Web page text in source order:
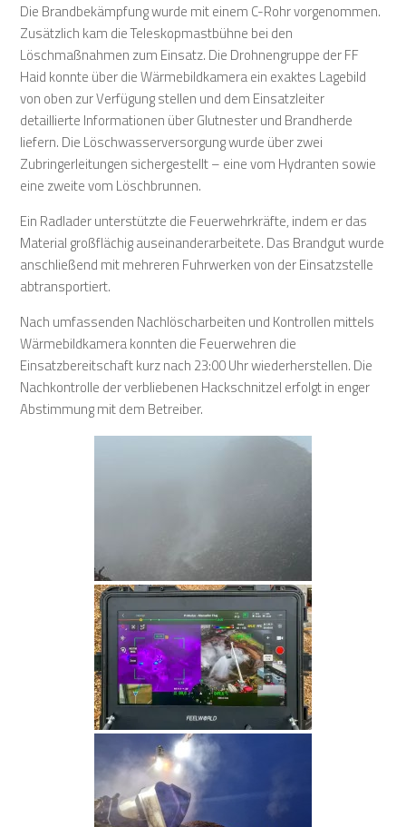
Die Brandbekämpfung wurde mit einem C-Rohr vorgenommen.
Zusätzlich kam die Teleskopmastbühne bei den
Löschmaßnahmen zum Einsatz. Die Drohnengruppe der FF
Haid konnte über die Wärmebildkamera ein exaktes Lagebild
von oben zur Verfügung stellen und dem Einsatzleiter
detaillierte Informationen über Glutnester und Brandherde
liefern. Die Löschwasserversorgung wurde über zwei
Zubringerleitungen sichergestellt – eine vom Hydranten sowie
eine zweite vom Löschbrunnen.
Ein Radlader unterstützte die Feuerwehrkräfte, indem er das
Material großflächig auseinanderarbeitete. Das Brandgut wurde
anschließend mit mehreren Fuhrwerken von der Einsatzstelle
abtransportiert.
Nach umfassenden Nachlöscharbeiten und Kontrollen mittels
Wärmebildkamera konnten die Feuerwehren die
Einsatzbereitschaft kurz nach 23:00 Uhr wiederherstellen. Die
Nachkontrolle der verbliebenen Hackschnitzel erfolgt in enger
Abstimmung mit dem Betreiber.